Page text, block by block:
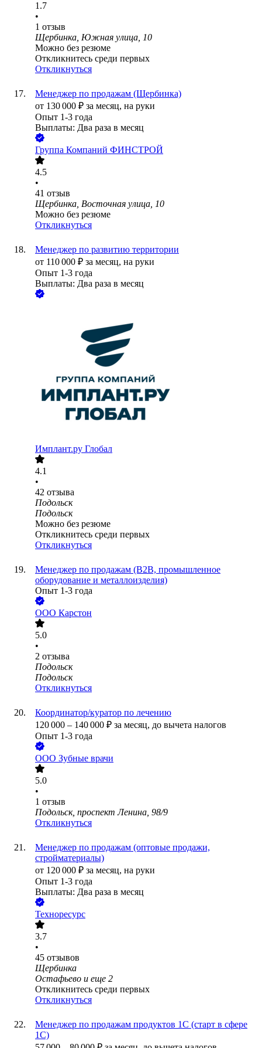
1.7
•
1 отзыв
Щербинка, Южная улица, 10
Можно без резюме
Откликнитесь среди первых
Откликнуться
Менеджер по продажам (Щербинка)
от 130 000 ₽ за месяц, на руки
Опыт 1-3 года
Выплаты: Два раза в месяц
Группа Компаний ФИНСТРОЙ
4.5
•
41 отзыв
Щербинка, Восточная улица, 10
Можно без резюме
Откликнуться
Менеджер по развитию территории
от 110 000 ₽ за месяц, на руки
Опыт 1-3 года
Выплаты: Два раза в месяц
Имплант.ру Глобал
4.1
•
42 отзыва
Подольск
Подольск
Можно без резюме
Откликнитесь среди первых
Откликнуться
Менеджер по продажам (B2B, промышленное
оборудование и металлоизделия)
Опыт 1-3 года
ООО Карстон
5.0
•
2 отзыва
Подольск
Подольск
Откликнуться
Координатор/куратор по лечению
120 000 – 140 000 ₽ за месяц, до вычета налогов
Опыт 1-3 года
ООО Зубные врачи
5.0
•
1 отзыв
Подольск, проспект Ленина, 98/9
Откликнуться
Менеджер по продажам (оптовые продажи,
стройматериалы)
от 120 000 ₽ за месяц, на руки
Опыт 1-3 года
Выплаты: Два раза в месяц
Техноресурс
3.7
•
45 отзывов
Щербинка
Остафьево и еще 2
Откликнитесь среди первых
Откликнуться
Менеджер по продажам продуктов 1С (старт в сфере
1С)